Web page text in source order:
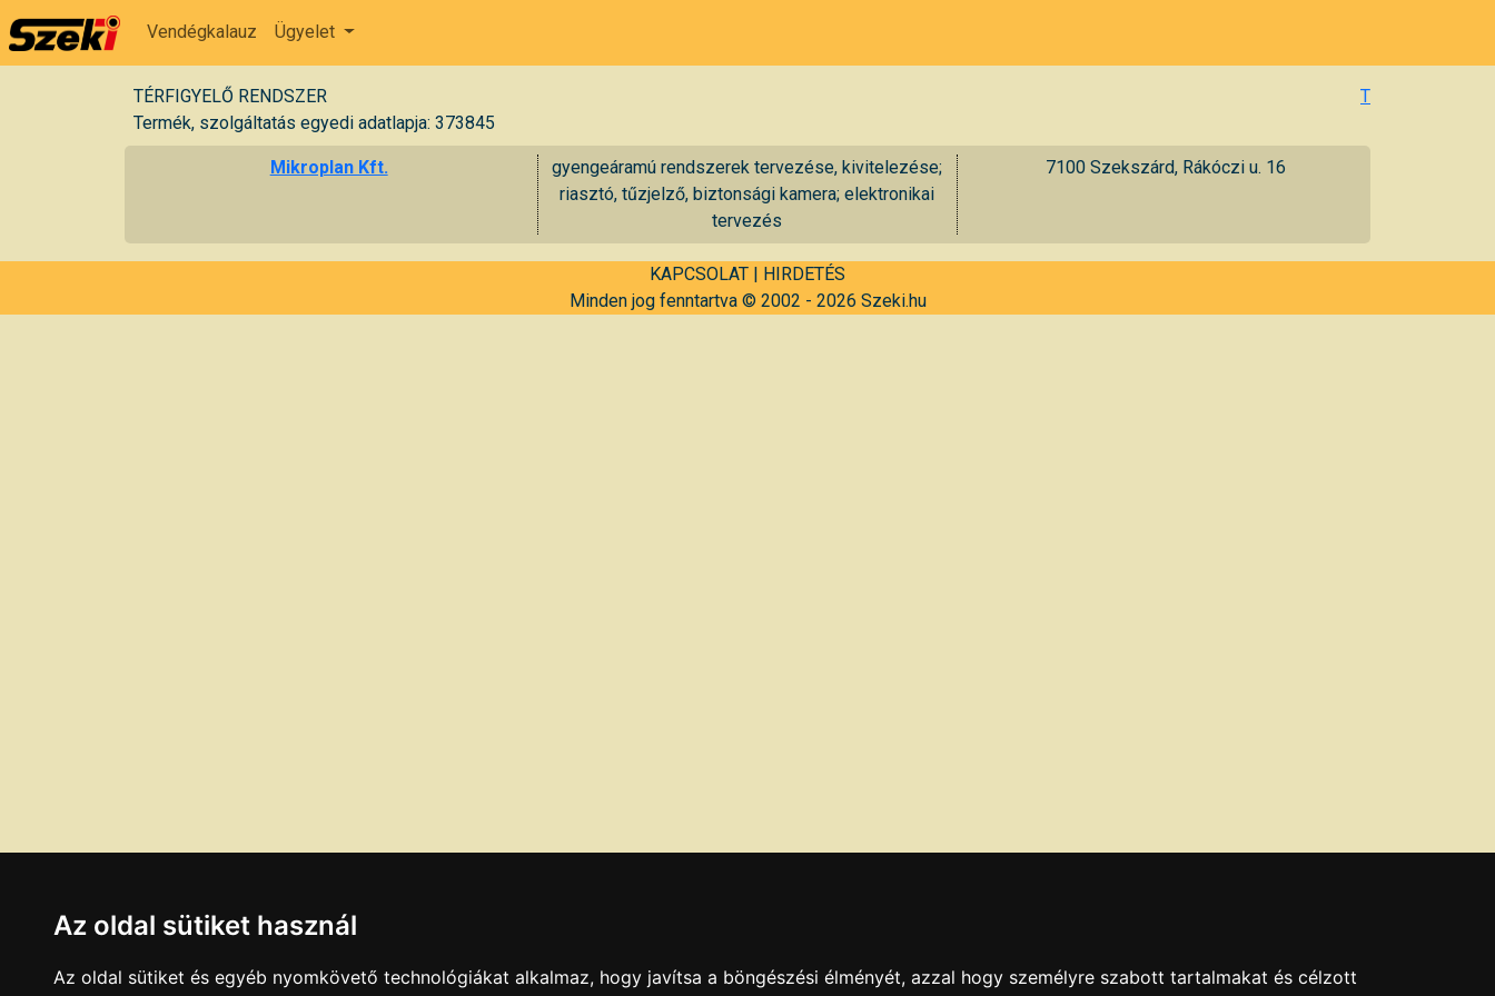
Vendégkalauz Ügyelet
TÉRFIGYELŐ RENDSZER
T
Termék, szolgáltatás egyedi adatlapja: 373845
Mikroplan Kft.
gyengeáramú rendszerek tervezése, kivitelezése;
riasztó, tűzjelző, biztonsági kamera; elektronikai
tervezés
7100 Szekszárd, Rákóczi u. 16
KAPCSOLAT | HIRDETÉS
Minden jog fenntartva © 2002 - 2026 Szeki.hu
Az oldal sütiket használ
Az oldal sütiket és egyéb nyomkövető technológiákat alkalmaz, hogy javítsa a böngészési élményét, azzal hogy személyre szabott tartalmakat és célzott